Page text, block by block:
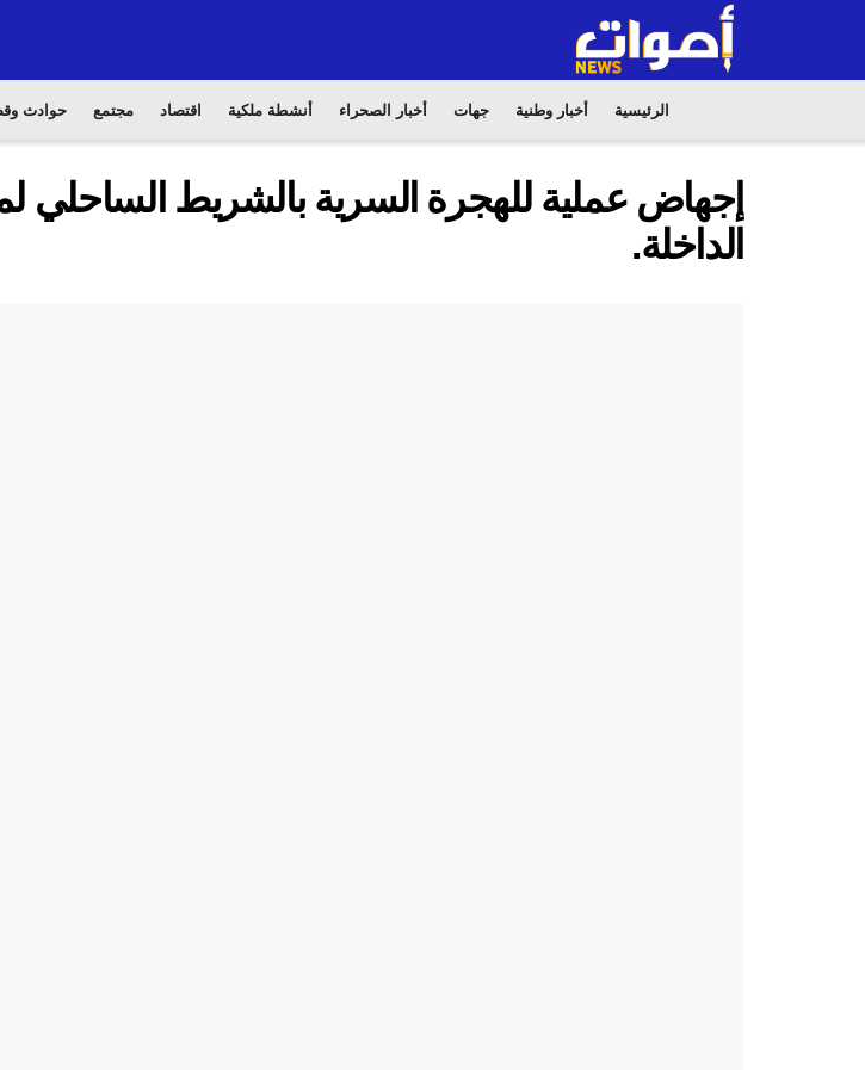
الرئيسية أخبار وطنية جهات أخبار الصحراء أنشطة ملكية اقتصاد مجتمع حوادث
إجهاض عملية للهجرة السرية بالشريط الساحلي
الداخلة.